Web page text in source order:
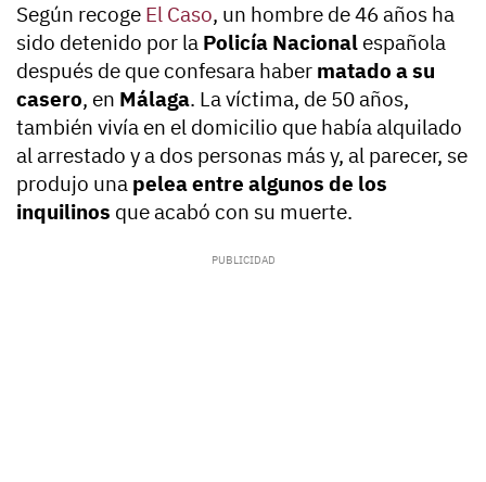
Según recoge El Caso, un hombre de 46 años ha
sido detenido por la Policía Nacional española
después de que confesara haber matado a su
casero, en Málaga. La víctima, de 50 años,
también vivía en el domicilio que había alquilado
al arrestado y a dos personas más y, al parecer, se
produjo una pelea entre algunos de los
inquilinos que acabó con su muerte.